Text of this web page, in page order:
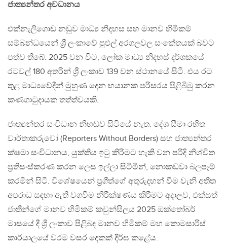
ජාත්‍යන්තර අවධානය
එක්නැලිගොඩ නඩුව මාධ්‍ය නිදහස සහ මානව හිමිකම්
සම්බන්ධයෙන් ශ්‍රී ලංකාවේ පුළුල් අරගලවල සංකේතයක් බවට
පත්ව තිබේ. 2025 වන විට, ලෝක මාධ්‍ය නිදහස් දර්ශකයේ
රටවල් 180 අතරින් ශ්‍රී ලංකාව 139 වන ස්ථානයේ සිටී. එය රට
තුළ මාධ්‍යවේදීන් මුහුණ දෙන භයානක පරිසරය පිළිබිඹු කරන
කණගාටුදායක තත්ත්වයකි.
ජාත්‍යන්තර සංවිධාන නිහඬව සිටියේ නැත. දේශ සීමා රහිත
වාර්තාකරුවෝ (Reporters Without Borders) සහ ජාත්‍යන්තර
ක්ෂමා සංවිධානය, යුක්තිය ඉටු කිරීමට හැකි වන පරිදි නිශ්චිත
ප්‍රතිසංස්කරණ කරන ලෙස ඉල්ලා සිටිමින්, නොකඩවා බලපෑම්
කරමින් සිටී. විශේෂයෙන් ප්‍රගීත්ගේ අතුරුදහන් වීම වැනි අතීත
අපරාධ සඳහා ඇති වගවීම නිරීක්ෂණය කිරීමට අදාලව, එක්සත්
ජාතීන්ගේ මානව හිමිකම් කවුන්සිලය 2025 ඔක්තෝබර්
මාසයේ දී ශ්‍රී ලංකාව පිළිබඳ මානව හිමිකම් මහ කොමසාරිස්
කාර්යාලයේ වරම වසර දෙකක් දීර්ඝ කළේය.